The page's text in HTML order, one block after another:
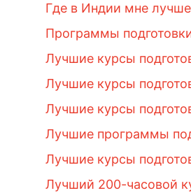
Где в Индии мне лучше
Программы
Лучшие курсы
Лучшие курсы
Лучшие курсы
Лучшие программы
Лучшие курсы
Лучший 200-часовой